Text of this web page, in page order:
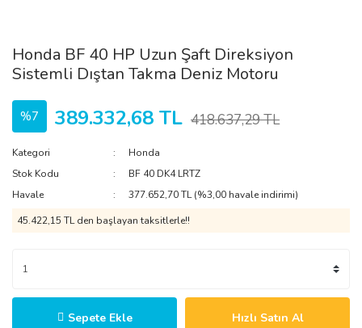
Honda BF 40 HP Uzun Şaft Direksiyon
Sistemli Dıştan Takma Deniz Motoru
%7 389.332,68 TL 418.637,29 TL
Kategori
Honda
Stok Kodu
BF 40 DK4 LRTZ
Havale
377.652,70 TL (%3,00 havale indirimi)
45.422,15 TL den başlayan taksitlerle!!
Sepete Ekle Hızlı Satın Al